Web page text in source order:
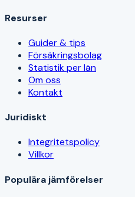
Resurser
Guider & tips
Försäkringsbolag
Statistik per län
Om oss
Kontakt
Juridiskt
Integritetspolicy
Villkor
Populära jämförelser